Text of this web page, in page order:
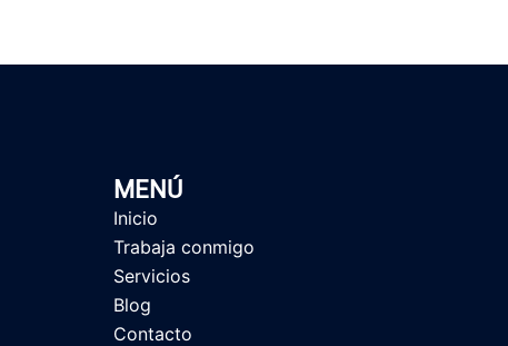
MENÚ
Inicio
Trabaja conmigo
Servicios
Blog
Contacto